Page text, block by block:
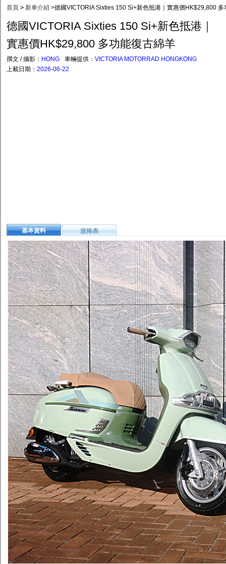
首頁 > 新車介紹 >德國VICTORIA Sixties 150 Si+新色抵港｜實惠價HK$29,800 多
德國VICTORIA Sixties 150 Si+新色抵港｜
實惠價HK$29,800 多功能復古綿羊
撰文 / 攝影： HONG 車輛提供： VICTORIA MOTORRAD HONGKONG
上載日期： 2026-06-22
基本資料 規格表